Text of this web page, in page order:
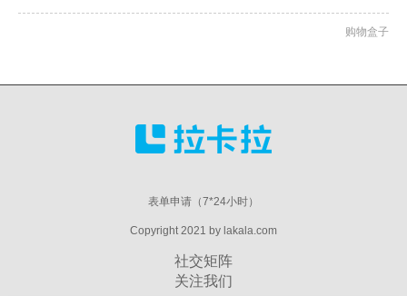
购物盒子
表单申请（7*24小时）
Copyright 2021 by lakala.com
社交矩阵
关注我们